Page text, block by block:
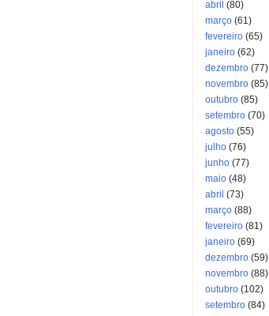
abril (80)
março (61)
fevereiro (65)
janeiro (62)
dezembro (77)
novembro (85)
outubro (85)
setembro (70)
agosto (55)
julho (76)
junho (77)
maio (48)
abril (73)
março (88)
fevereiro (81)
janeiro (69)
dezembro (59)
novembro (88)
outubro (102)
setembro (84)